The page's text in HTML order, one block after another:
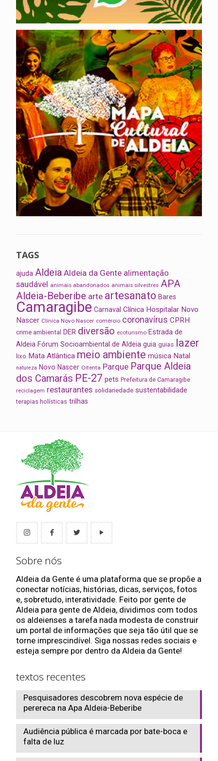
TAGS
ajuda Aldeia Aldeia da Gente alimentação
saudável animais abandonados animais silvestres APA
Aldeia-Beberibe arte artesanato Bares
Camaragibe Carnaval Clínica Hospitalar Novo
Nascer Clínica Novo Nascer comércio coronavírus CPRH
crime ambiental DER diversão ecoturismo Estrada de
Aldeia Fórum Socioambiental de Aldeia guia guias lazer
lixo Mata Atlântica meio ambiente música Natal
natureza Novo Nascer Oitenta Parque Parque Aldeia
dos Camarás PE-27 pets Prefeitura de Camaragibe
reciclagem restaurantes solidariedade sustentabilidade
terapias holísticas trilhas
Sobre nós
Aldeia da Gente é uma plataforma que se propõe a
conectar notícias, histórias, dicas, serviços, fotos
e, sobretudo, interatividade. Feito por gente de
Aldeia para gente de Aldeia, dividimos com todos
os aldeienses a tarefa nada modesta de construir
um portal de informações que seja tão útil que se
torne imprescindível. Siga nossas redes sociais e
esteja sempre por dentro da Aldeia da Gente!
textos recentes
Pesquisadores descobrem nova espécie de
perereca na Apa Aldeia-Beberibe
Audiência pública é marcada por bate-boca e
falta de luz